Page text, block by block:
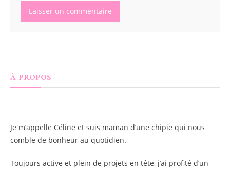
À PROPOS
Je m’appelle Céline et suis maman d’une chipie qui nous
comble de bonheur au quotidien.
Toujours active et plein de projets en tête, j’ai profité d’un